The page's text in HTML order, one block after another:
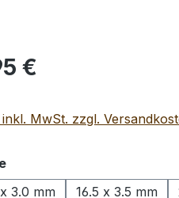
Preis:
€
inkl. MwSt. zzgl.
auswählen
3.0 mm
16.5 x 3.5 mm